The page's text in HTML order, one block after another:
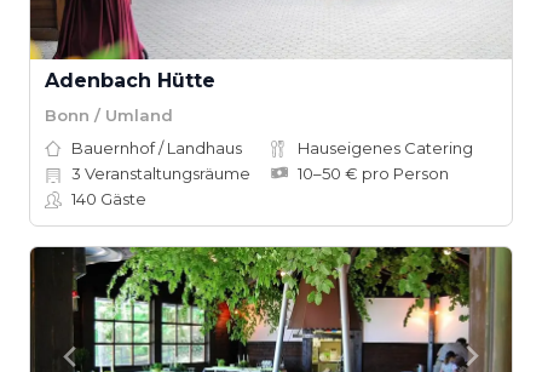
Adenbach Hütte
Bonn / Umland
Bauernhof / Landhaus
Hauseigenes Catering
3 Veranstaltungsräume
10–50 € pro Person
140 Gäste